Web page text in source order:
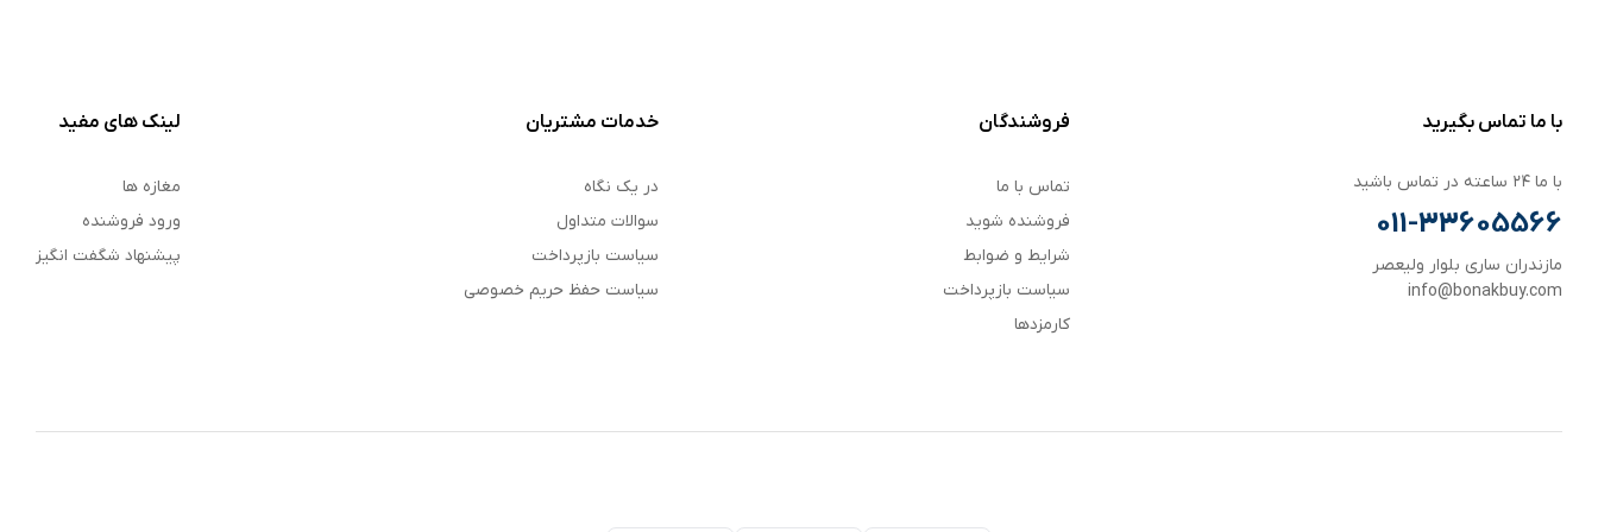
با ما تماس بگیرید
با ما ۲۴ ساعته در تماس باشید
011-33605566
مازندران ساری بلوار ولیعصر
info@bonakbuy.com
فروشندگان
تماس با ما
فروشنده شوید
شرایط و ضوابط
سیاست بازپرداخت
کارمزدها
خدمات مشتریان
در یک نگاه
سوالات متداول
سیاست بازپرداخت
سیاست حفظ حریم خصوصی
لینک های مفید
مغازه ها
ورود فروشنده
پیشنهاد شگفت انگیز